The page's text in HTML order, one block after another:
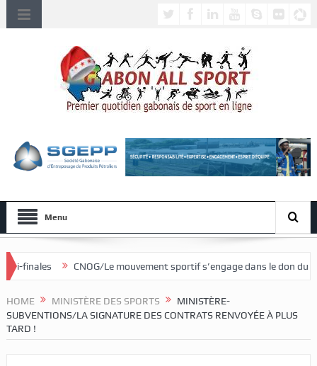
Menu
CNOG/Le mouvement sportif s’engage dans le don du sang
HOME MINISTÈRE DES SPORTS
MINISTÈRE-
SUBVENTIONS/LA SIGNATURE DES CONTRATS RENVOYÉE À PLUS
TARD !